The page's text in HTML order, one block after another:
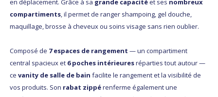
en déplacement. Grâce à sa grande capacitéet ses nombreux
compartiments, il permet de ranger shampoing, gel douche,
maquillage, brosse à cheveux ou soins visage sans rien oublier.
Composé de 7 espaces de rangement — un compartiment
central spacieux et 6 poches intérieuresréparties tout autour —
ce vanity de salle de bain facilite le rangement et la visibilité de
vos produits. Son rabat zippérenferme également une